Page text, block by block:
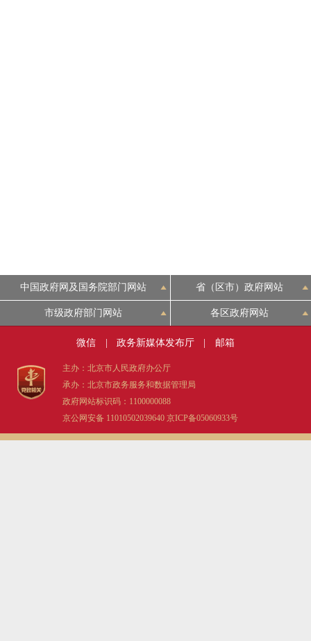
中国政府网及国务院部门网站 省（区市）政府网站
市级政府部门网站 各区政府网站
微信 政务新媒体发布厅 邮箱
主办：北京市人民政府办公厅
承办：北京市政务服务和数据管理局
政府网站标识码：1100000088
京公网安备 11010502039640 京ICP备05060933号